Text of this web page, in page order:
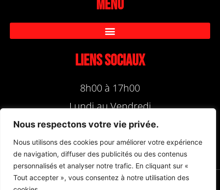
Nous respectons votre vie privée.
Nous utilisons des cookies pour améliorer votre expérience
de navigation, diffuser des publicités ou des contenus
personnalisés et analyser notre trafic. En cliquant sur «
Tout accepter », vous consentez à notre utilisation des
Menu
Liens sociaux
8h00 à 17h00
Lundi au Vendredi